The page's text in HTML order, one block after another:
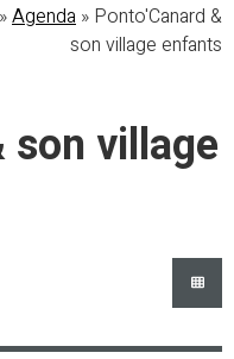
»Agenda » Ponto'Canard &
son village enfants
son village